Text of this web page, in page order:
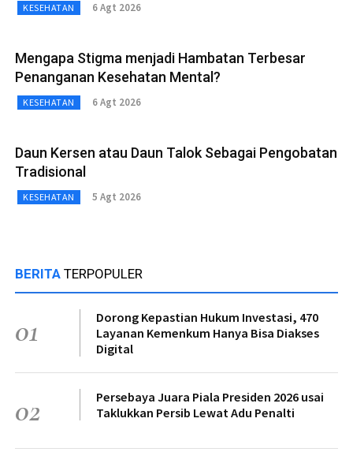
KESEHATAN 6 Agt 2026
Mengapa Stigma menjadi Hambatan Terbesar
Penanganan Kesehatan Mental?
KESEHATAN 6 Agt 2026
Daun Kersen atau Daun Talok Sebagai Pengobatan
Tradisional
KESEHATAN 5 Agt 2026
BERITA TERPOPULER
01
Dorong Kepastian Hukum Investasi, 470
Layanan Kemenkum Hanya Bisa Diakses
Digital
02
Persebaya Juara Piala Presiden 2026 usai
Taklukkan Persib Lewat Adu Penalti